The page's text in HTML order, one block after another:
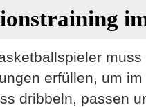
muss
erfüllen, um
dribbeln, passen